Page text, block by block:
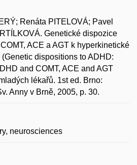
Renáta PITELOVÁ; Pavel
Genetické dispozice
ACE a AGT k hyperkinetické
dispositions to ADHD:
and COMT, ACE and AGT
lékařů. 1st ed. Brno:
Anny v Brně, 2005, p. 30.
neurosciences